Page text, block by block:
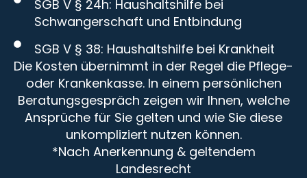
SGB V § 24h: Haushaltshilfe bei
Schwangerschaft und Entbindung
SGB V § 38: Haushaltshilfe bei Krankheit
Die Kosten übernimmt in der Regel die Pflege-
oder Krankenkasse. In einem persönlichen
Beratungsgespräch zeigen wir Ihnen, welche
Ansprüche für Sie gelten und wie Sie diese
unkompliziert nutzen können.
*Nach Anerkennung & geltendem
Landesrecht